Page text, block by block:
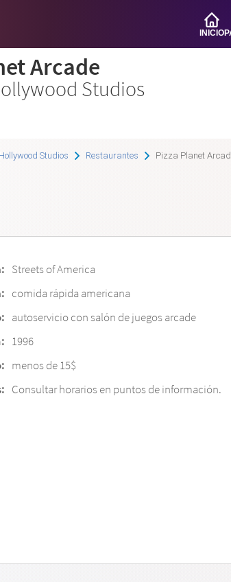
INICIO
Arcade
Studios
Studios Restaurantes Pizza Planet
Streets of America
comida rápida americana
autoservicio con salón de juegos arcade
1996
menos de 15$
Consultar horarios en puntos de información.